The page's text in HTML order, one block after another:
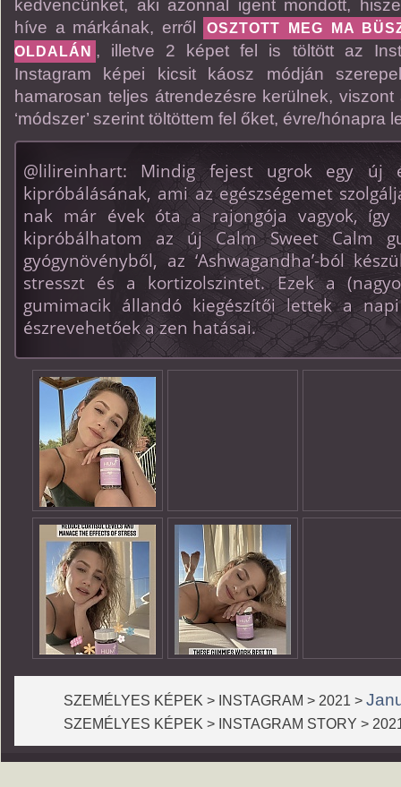
kedvencünket, aki azonnal igent mondott,
híve a márkának, erről
OSZTOTT MEG MA
OLDALÁN , illetve 2 képet fel is töltött az
Instagram képei kicsit káosz módján
hamarosan teljes átrendezésre kerülnek,
‘módszer’ szerint töltöttem fel őket, évre/hónapra
@lilireinhart: Mindig fejest ugrok egy új
kipróbálásának, ami az egészségemet
nak már évek óta a rajongója vagyok, így
kipróbálhatom az új Calm Sweet Calm
gyógynövényből, az ‘Ashwagandha’-ból
stresszt és a kortizolszintet. Ezek a
gumimacik állandó kiegészítői lettek a
észrevehetőek a zen hatásai.
SZEMÉLYES KÉPEK > INSTAGRAM > 2021 >
SZEMÉLYES KÉPEK > INSTAGRAM STORY >